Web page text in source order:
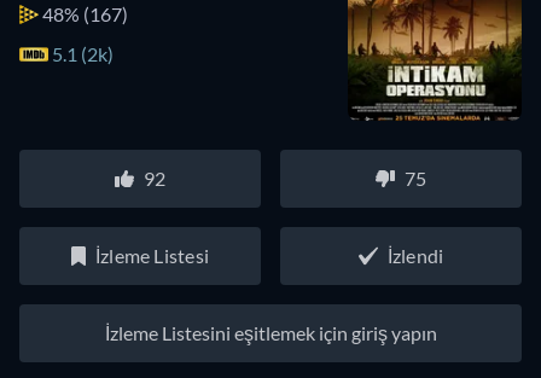
48% (167)
5.1 (2k)
92 75
İzleme Listesi İzlendi
İzleme Listesini eşitlemek için giriş yapın